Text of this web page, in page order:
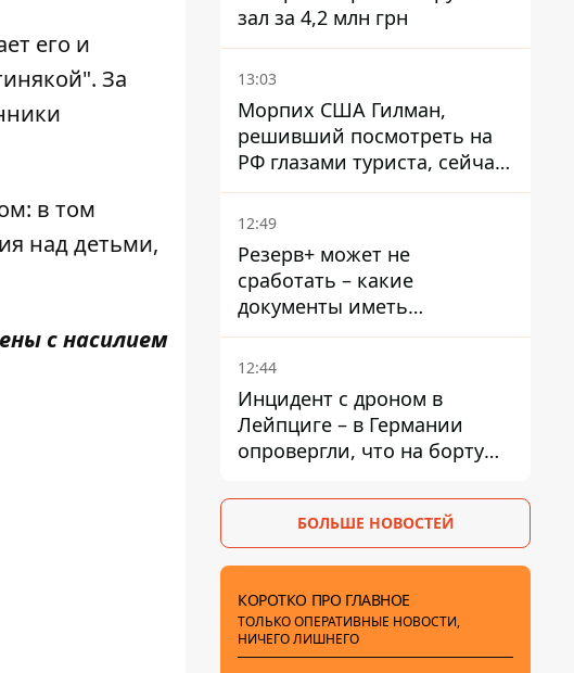
его и
За
в том
над детьми,
с насилием
зал за 4,2 млн грн
13:03
Морпих США Гилман,
решивший посмотреть на
РФ глазами туриста, сейчас
при смерти в тюрьме, где
его пытали и делали
12:49
Резерв+ может не
сработать – какие
документы иметь
мужчинам, чтобы не
попасть в ТЦК
12:44
Инцидент с дроном в
Лейпциге – в Германии
опровергли, что на борту
оружие и боеприпасы
БОЛЬШЕ НОВОСТЕЙ
КОРОТКО ПРО ГЛАВНОЕ
ТОЛЬКО ОПЕРАТИВНЫЕ НОВОСТИ,
НИЧЕГО ЛИШНЕГО